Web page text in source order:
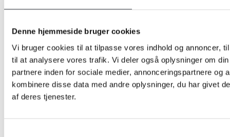
Denne hjemmeside bruger cookies
Vi bruger cookies til at tilpasse vores indhold og annoncer,
til at analysere vores trafik. Vi deler også oplysninger om
partnere inden for sociale medier, annonceringspartnere og
kombinere disse data med andre oplysninger, du har givet
af deres tjenester.
Fuchsia Pink
Gul
Lys Tennesse